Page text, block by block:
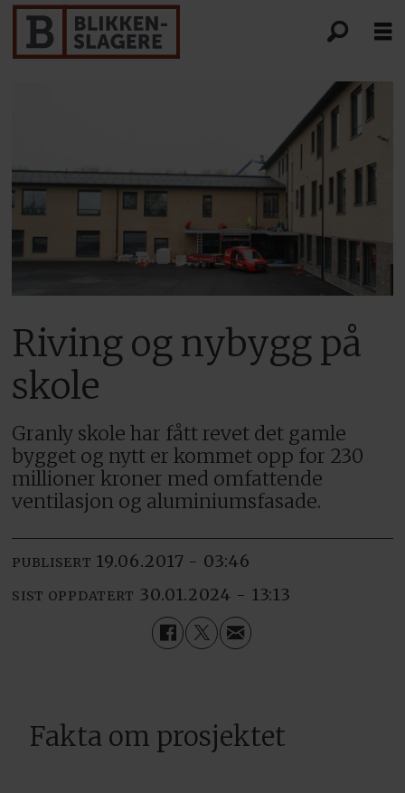
Riving og nybygg på
skole
Granly skole har fått revet det gamle
bygget og nytt er kommet opp for 230
millioner kroner med omfattende
ventilasjon og aluminiumsfasade.
PUBLISERT 19.06.2017 - 03:46
SIST OPPDATERT 30.01.2024 - 13:13
Fakta om prosjektet